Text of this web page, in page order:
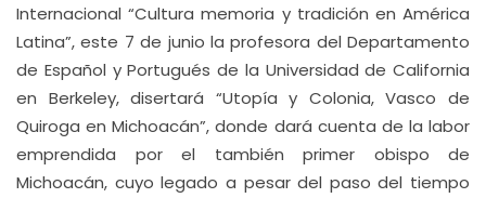
Internacional “Cultura memoria y tradición en América
Latina”, este 7 de junio la profesora del Departamento
de Español y Portugués de la Universidad de California
en Berkeley, disertará “Utopía y Colonia, Vasco de
Quiroga en Michoacán”, donde dará cuenta de la labor
emprendida por el también primer obispo de
Michoacán, cuyo legado a pesar del paso del tiempo